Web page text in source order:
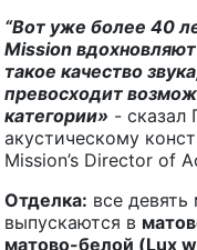
“Вот уже более 40
Mission
такое качество
превосходит
категории» - сказал
акустическому
Mission’s Director of
Отделка: все
выпускаются в
матово-белой (Lux